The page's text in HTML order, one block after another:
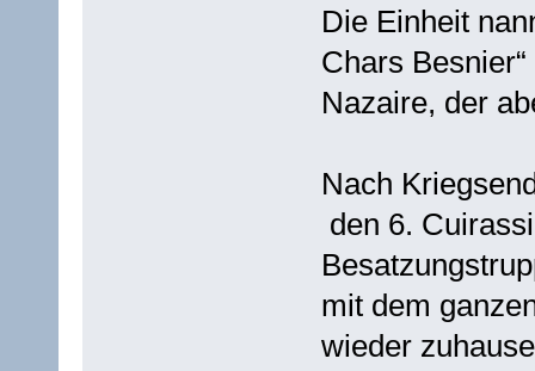
Die Einheit
Chars
Nazaire, der
Nach
den 6.
mit dem
wieder